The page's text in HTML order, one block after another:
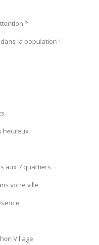
?
la population !
heureux
aux 7 quartiers
votre ville
Village